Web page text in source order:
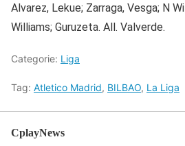
Alvarez, Lekue; Zarraga, Vesga; N
Williams; Guruzeta. All. Valverde.
Categorie: Liga
Tag: Atletico Madrid, BILBAO, La Liga
CplayNews